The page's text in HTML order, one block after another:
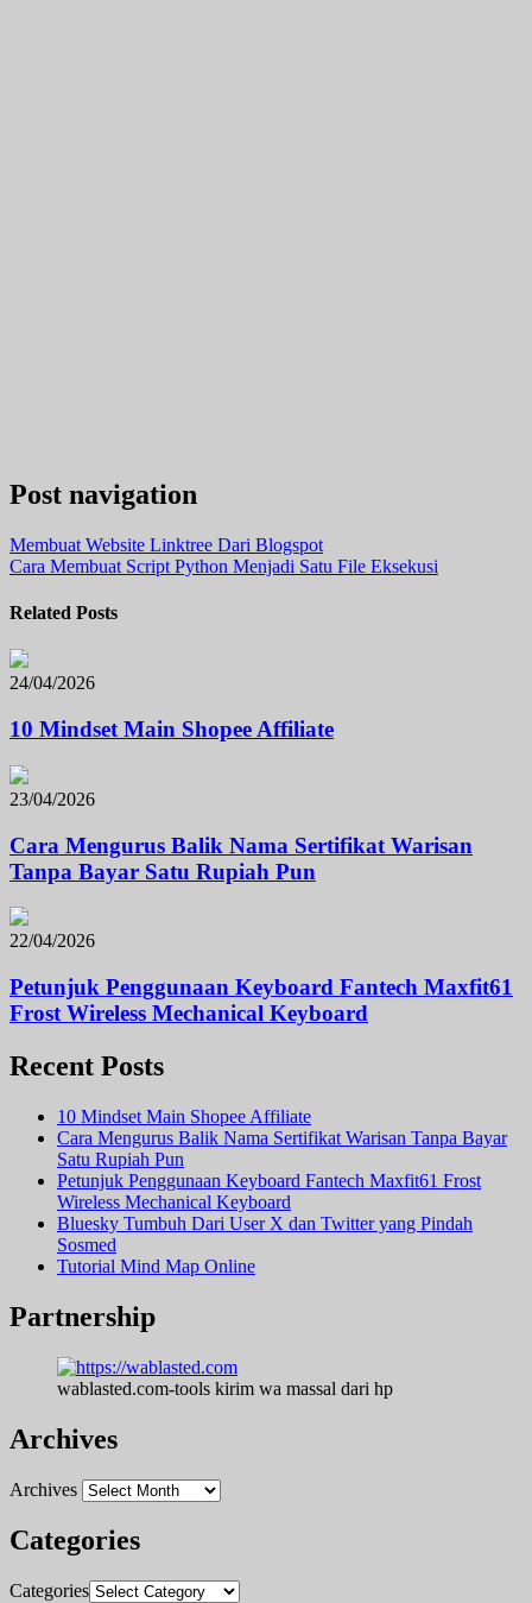
Post navigation
Membuat Website Linktree Dari Blogspot
Cara Membuat Script Python Menjadi Satu File Eksekusi
Related Posts
24/04/2026
10 Mindset Main Shopee Affiliate
23/04/2026
Cara Mengurus Balik Nama Sertifikat Warisan
Tanpa Bayar Satu Rupiah Pun
22/04/2026
Petunjuk Penggunaan Keyboard Fantech Maxfit61
Frost Wireless Mechanical Keyboard
Recent Posts
10 Mindset Main Shopee Affiliate
Cara Mengurus Balik Nama Sertifikat Warisan Tanpa Bayar
Satu Rupiah Pun
Petunjuk Penggunaan Keyboard Fantech Maxfit61 Frost
Wireless Mechanical Keyboard
Bluesky Tumbuh Dari User X dan Twitter yang Pindah
Sosmed
Tutorial Mind Map Online
Partnership
wablasted.com-tools kirim wa massal dari hp
Archives
Archives
Categories
Categories